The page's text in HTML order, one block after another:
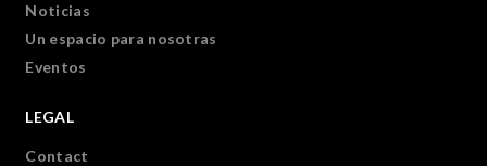
Noticias
Un espacio para nosotras
Eventos
LEGAL
Contact